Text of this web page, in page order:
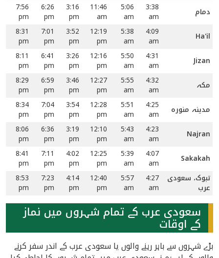
دمام
3:38
am
5:06
am
11:46
am
3:16
pm
6:26
pm
7:56
pm
Ha'il
4:09
am
5:38
am
12:19
pm
3:52
pm
7:01
pm
8:31
pm
Jizan
4:31
am
5:50
am
12:16
pm
3:26
pm
6:41
pm
8:11
pm
مکہ
4:32
am
5:55
am
12:27
pm
3:46
pm
6:59
pm
8:29
pm
مدینہ منورہ
4:25
am
5:51
am
12:28
pm
3:54
pm
7:04
pm
8:34
pm
Najran
4:23
am
5:43
am
12:10
pm
3:19
pm
6:36
pm
8:06
pm
Sakakah
4:07
am
5:39
am
12:25
pm
4:02
pm
7:11
pm
8:41
pm
تبوک، سعودی
عرب
4:27
am
5:57
am
12:40
pm
4:14
pm
7:23
pm
8:53
pm
سعودی عرب کے تمام شہروں میں نماز
کے اوقات
بڑے شہروں سے باہر رہنے والوں یا سعودی عرب کے اندر سفر کرنے